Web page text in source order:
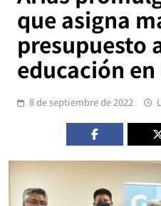
que asigna
presupuesto
educación en
8 de septiembre de 2022